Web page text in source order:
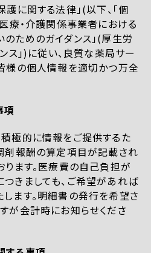
に関する法律」(以下、「個
療・介護関係事業者における
ためのガイダンス」(厚生労
ス」)に従い、良質な薬局サー
様の個人情報を適切かつ万全
項
極的に情報をご提供するた
剤報酬の算定項目が記載され
ります。医療費の自己負担が
きましても、ご希望があれば
ます。明細書の発行を希望さ
が会計時にお知らせくださ